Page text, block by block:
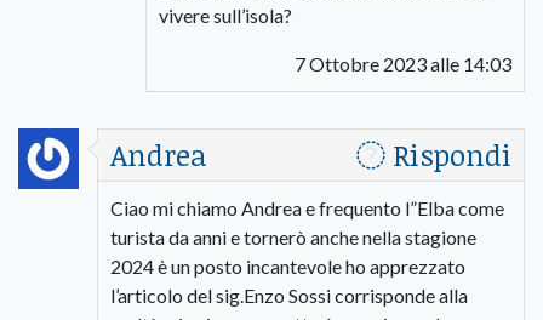
vivere sull’isola?
7 Ottobre 2023 alle 14:03
Andrea Rispondi
Ciao mi chiamo Andrea e frequento l”Elba come
turista da anni e tornerò anche nella stagione
2024 è un posto incantevole ho apprezzato
l’articolo del sig.Enzo Sossi corrisponde alla